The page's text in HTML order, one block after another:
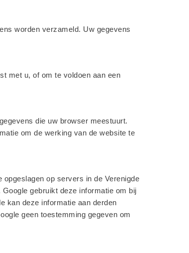
worden verzameld. Uw gegevens
met u, of om te voldoen aan een
die uw browser meestuurt.
om de werking van de website te
op servers in de Verenigde
gebruikt deze informatie om bij
kan deze informatie aan derden
geen toestemming gegeven om